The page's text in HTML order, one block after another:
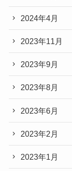
2024年4月
2023年11月
2023年9月
2023年8月
2023年6月
2023年2月
2023年1月